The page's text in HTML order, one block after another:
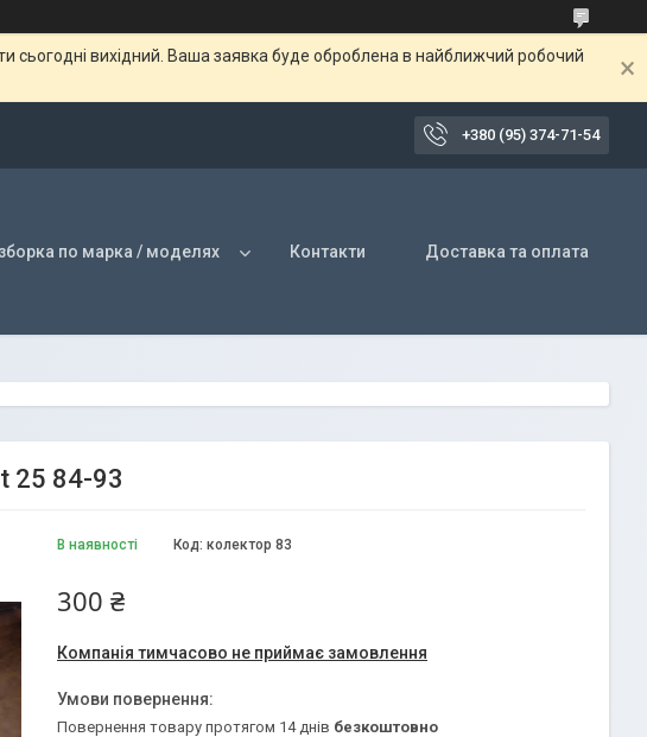
сьогодні вихідний. Ваша заявка буде оброблена в найближчий робочий
+380 (95) 374-71-54
по марка / моделях Контакти Доставка та оплата
25 84-93
В наявності Код: колектор 83
300 ₴
Компанія тимчасово не приймає замовлення
повернення товару протягом 14 днів безкоштовно